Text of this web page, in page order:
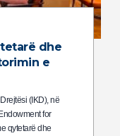
dhe
e
(IKD), në
for
qytetarë dhe